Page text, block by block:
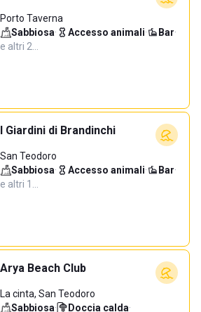
Porto Taverna
Sabbiosa· Accesso animali· Bar·
e altri 2…
I Giardini di Brandinchi
San Teodoro
Sabbiosa· Accesso animali· Bar·
e altri 1…
Arya Beach Club
La cinta, San Teodoro
Sabbiosa· Doccia calda·